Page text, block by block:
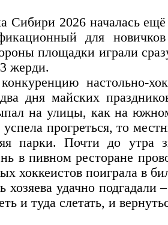
Сибири 2026 началась
для
площадки играли
жерди.
настольно-
дня майских
на улицы, как на
прогреться, то
парки. Почти до утра
в пивном ресторане
хоккеистов поиграла в
удачно подгадали
и туда слетать, и